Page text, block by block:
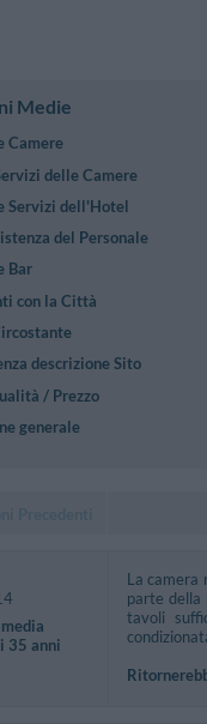
Medie
Camere
delle Camere
Servizi dell'Hotel
del Personale
Bar
con la Città
descrizione Sito
/ Prezzo
generale
35 anni
La camera
parte della
tavoli